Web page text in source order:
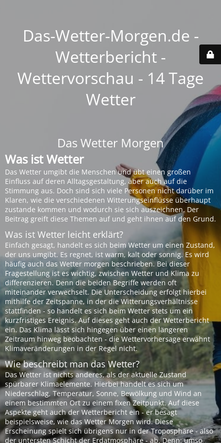
Das-Wetter-Morgen.de -
Wetterbericht -
Wettervorschau - 14 Tage
Wetter
Das Wetter Morgen
Was ist Wetter
Das Wetter umgibt die Menschen und übt einen großen
Einfluss auf deren Alltagsgestaltung, aber auch auf die
Stimmung aus. Doch sind sich viele Personen nicht darüber im
Klaren, wie die verschiedenen Witterungseinflüsse überhaupt
zustande kommen und wodurch sie sich auszeichnen. Der
Beitrag greift diese Themen auf und geht ihnen auf den Grund.
Was ist Wetter leicht erklärt?
Einfach gesagt, handelt es sich beim Wetter um einen Zustand,
der uns umgibt. Es regnet, ist warm, kalt oder sonnig. Es wird
häufig auch das Wetter morgen beschrieben. Bei dieser
Fragestellung ist es wichtig, zwischen Wetter und Klima zu
differenzieren. Denn die beiden Begriffe werden oft
miteinander verwechselt. Die Unterscheidung erfolgt hierbei
mithilfe der Zeitspanne, in der die Witterungsverhältnisse
stattfinden - so handelt es sich beim Wetter stets um ein
kurzfristiges Ereignis. Auf dieses geht auch der Wetterbericht
ein. Das Klima lässt sich hingegen über einen längeren
Zeitraum hinweg beobachten - die Wettervorhersage erwähnt
Klimaveränderungen in der Regel nicht.
Wie beschreibt man das Wetter?
Das Wetter ist nichts anderes, als der aktuelle Zustand
spürbarer Klimaelemente. Hierbei handelt es sich um
Niederschlag, Temperatur, Sonne, Bewölkung und Wind an
einem bestimmten Ort zu einem fixen Zeitpunkt. Auf diese
Aspekte geht auch der Wetterbericht ein - er besagt
beispielsweise, wie das Wetter Morgen wird. Diese
Erscheinung spielt sich übrigens nur in der Troposphäre - also
der untersten Schicht der Erdatmosphäre - ab. Denn: umso